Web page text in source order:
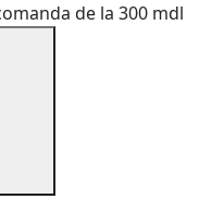
de la 300 mdl